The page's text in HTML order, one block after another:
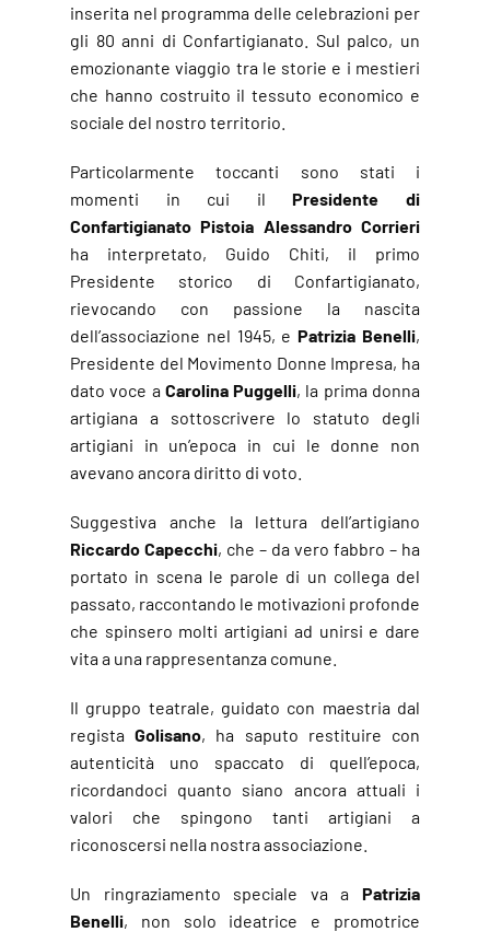
inserita nel programma delle celebrazioni per
gli 80 anni di Confartigianato. Sul palco, un
emozionante viaggio tra le storie e i mestieri
che hanno costruito il tessuto economico e
sociale del nostro territorio.
Particolarmente toccanti sono stati i
momenti in cui ilPresidente di
Confartigianato Pistoia Alessandro Corrieri
ha interpretato, Guido Chiti, il primo
Presidente storico di Confartigianato,
rievocando con passione la nascita
dell’associazione nel 1945, ePatrizia Benelli,
Presidente del Movimento Donne Impresa, ha
dato voce a Carolina Puggelli, la prima donna
artigiana a sottoscrivere lo statuto degli
artigiani in un’epoca in cui le donne non
avevano ancora diritto di voto.
Suggestiva anche la lettura dell’artigiano
Riccardo Capecchi, che – da vero fabbro – ha
portato in scena le parole di un collega del
passato, raccontando le motivazioni profonde
che spinsero molti artigiani ad unirsi e dare
vita a una rappresentanza comune.
Il gruppo teatrale, guidato con maestria dal
regista Golisano, ha saputo restituire con
autenticità uno spaccato di quell’epoca,
ricordandoci quanto siano ancora attuali i
valori che spingono tanti artigiani a
riconoscersi nella nostra associazione.
Un ringraziamento speciale va a Patrizia
Benelli, non solo ideatrice e promotrice